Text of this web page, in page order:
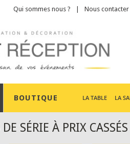
Qui sommes nous ? Nous contacter
BOUTIQUE LA TABLE LA
SÉRIE À PRIX CASSÉS